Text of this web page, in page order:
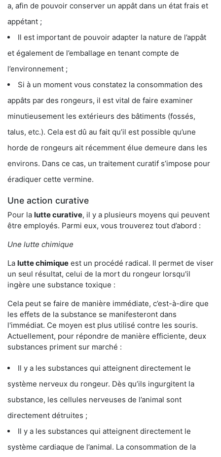
a, afin de pouvoir conserver un appât dans un état frais et
appétant ;
Il est important de pouvoir adapter la nature de l’appât
et également de l’emballage en tenant compte de
l’environnement ;
Si à un moment vous constatez la consommation des
appâts par des rongeurs, il est vital de faire examiner
minutieusement les extérieurs des bâtiments (fossés,
talus, etc.). Cela est dû au fait qu’il est possible qu’une
horde de rongeurs ait récemment élue demeure dans les
environs. Dans ce cas, un traitement curatif s’impose pour
éradiquer cette vermine.
Une action curative
Pour la lutte curative, il y a plusieurs moyens qui peuvent
être employés. Parmi eux, vous trouverez tout d’abord :
Une lutte chimique
La lutte chimique est un procédé radical. Il permet de viser
un seul résultat, celui de la mort du rongeur lorsqu'il
ingère une substance toxique :
Cela peut se faire de manière immédiate, c’est-à-dire que
les effets de la substance se manifesteront dans
l'immédiat. Ce moyen est plus utilisé contre les souris.
Actuellement, pour répondre de manière efficiente, deux
substances priment sur marché :
Il y a les substances qui atteignent directement le
système nerveux du rongeur. Dès qu’ils ingurgitent la
substance, les cellules nerveuses de l’animal sont
directement détruites ;
Il y a les substances qui atteignent directement le
système cardiaque de l’animal. La consommation de la